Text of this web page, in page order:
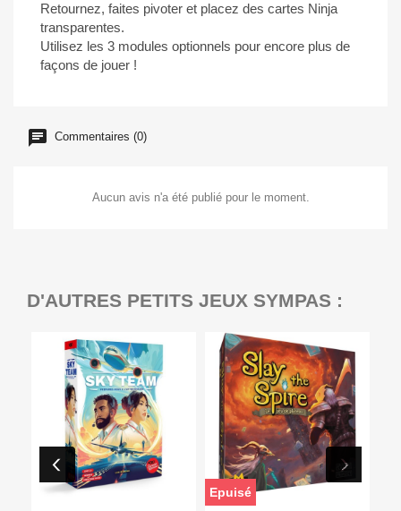
Retournez, faites pivoter et placez des cartes Ninja
transparentes.
Utilisez les 3 modules optionnels pour encore plus de
façons de jouer !
Commentaires (0)
Aucun avis n'a été publié pour le moment.
D'AUTRES PETITS JEUX SYMPAS :
Epuisé